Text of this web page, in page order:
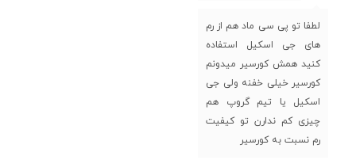
لطفا تو پی سی ماد هم از رم
های جی اسکیل استفاده
کنید همش کورسیر میدونم
کورسیر خیلی خفنه ولی جی
اسکیل یا تیم گروپ هم
چیزی کم ندارن تو کیفیت
رم نسبت به کورسیر